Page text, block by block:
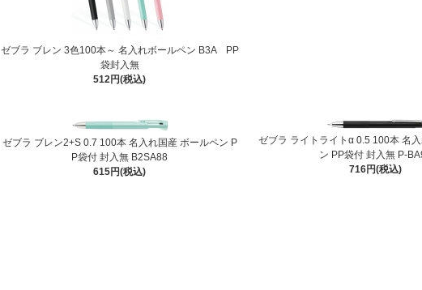
ゼブラ ブレン 3色100本～ 名入れボールペン B3A PP
袋封入無
512円(税込)
ゼブラ ブレン2+S 0.7 100本 名入れ国産 ボールペン P
P袋付 封入無 B2SA88
615円(税込)
ゼブラ ライトライトα 0.5 100本 名
ン PP袋付 封入無 P-
716円(税込)